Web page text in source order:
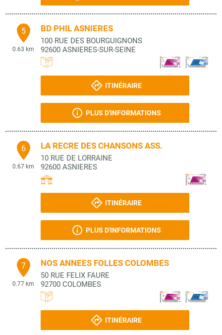
5
0.63 km
BD PHIL ASNIERES
100 RUE DES BOURGUIGNONS
92600 ASNIERES-SUR-SEINE
ITINÉRAIRE
PLUS D'INFORMATIONS
6
0.67 km
LA RECRE DES CHANSONS ASS.
10 RUE DE LORRAINE
92600 ASNIERES
ITINÉRAIRE
PLUS D'INFORMATIONS
7
0.77 km
NOS ANNEES FOLLES COLOMBES
50 RUE FELIX FAURE
92700 COLOMBES
ITINÉRAIRE